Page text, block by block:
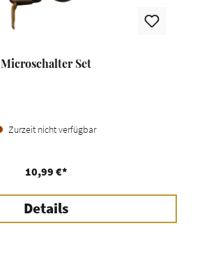
Microschalter Set
Zurzeit nicht verfügbar
10,99 €*
Details